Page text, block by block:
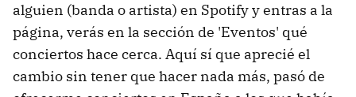
alguien (banda o artista) en Spotify y entras a la
página, verás en la sección de 'Eventos' qué
conciertos hace cerca. Aquí sí que aprecié el
cambio sin tener que hacer nada más, pasó de